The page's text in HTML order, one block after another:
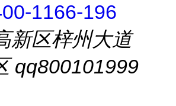
1166-196
新区梓州大道
qq800101999